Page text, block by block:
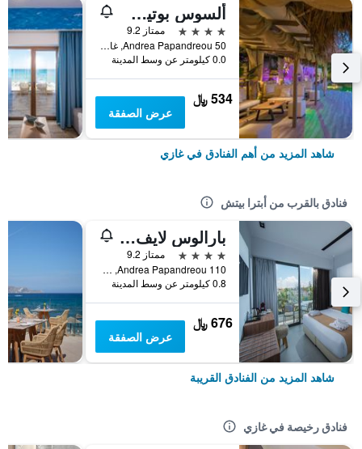
ألسوس بوتيك هوتل
4 نجوم
ممتاز 9.2
Andrea Papandreou 50, غازي, اليونان
0.0 كيلومتر عن وسط المدينة
534 ﷼
عرض الصفقة
شاهد المزيد من أهم الفنادق في غازي
فنادق بالقرب من أبترا بيتش
بارالوس لايف ستايل بيتش
4 نجوم
ممتاز 9.2
Andrea Papandreou 110, غازي, اليونان
0.8 كيلومتر عن وسط المدينة
676 ﷼
عرض الصفقة
شاهد المزيد من الفنادق القريبة
فنادق رخيصة في غازي